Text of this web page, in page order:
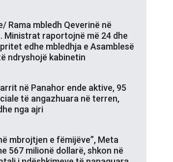
Rama mbledh Qeverinë në
Ministrat raportojnë më 24 dhe
edhe mbledhja e Asamblesë
ndryshojë kabinetin
në Panahor ende aktive, 95
të angazhuara në terren,
nga ajri
mbrojtjen e fëmijëve”, Meta
567 milionë dollarë, shkon në